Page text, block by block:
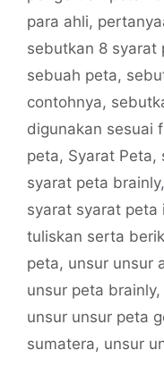
para ahli,
sebutkan 8 syarat
sebuah peta,
contohnya,
digunakan sesuai
peta, Syarat Peta,
syarat peta brainly,
syarat syarat peta
tuliskan serta
peta, unsur unsur
unsur peta brainly,
unsur unsur peta
sumatera, unsur